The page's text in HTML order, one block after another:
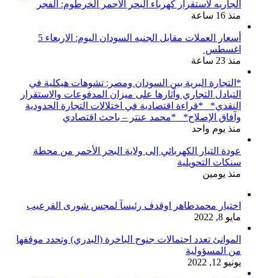
الجاريه لاستقرار كهرباء البحر الأحمر الخرطوم: الفجر
منذ 16 ساعة
أسعار العملات مقابل الجنيه السودان اليوم: الاربعاء 5
اغسطس
منذ 23 ساعة
*التجارة البرية بين السودان ومصر: تشوهات هيكلية في
التبادل التجاري وآثارها على ميزان المدفوعات والاستقرار
النقدي* *قراءة اقتصادية في اختلالات التجارة الحدودية
وآفاق الإصلاح* *محمد عنتر – باحث اقتصادي
منذ يوم واحد
عودة التيار الكهربائي إلى ولاية البحر الأحمر من محطة
سنكات التحويلية
منذ يومين
اختيار محمدطاهر اوقدف رئيسآ لمجس شورى القرعيب
مايو 8, 2022
الموانئ تعدد احتمالات جنوح الباخرة (البدري) وتحدد موقفها
من المسؤولية
يونيو 12, 2022